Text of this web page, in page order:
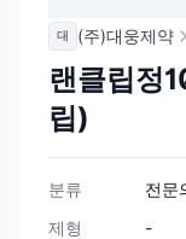
대 (주)대웅제약
랜클립정
립)
분류
전문
제형
-